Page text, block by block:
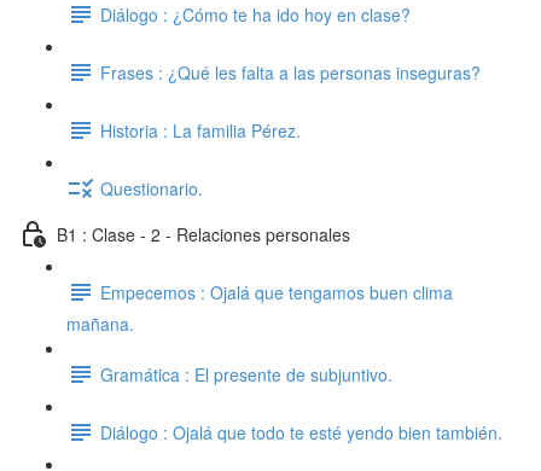
Diálogo : ¿Cómo te ha ido hoy en clase?
Frases : ¿Qué les falta a las personas inseguras?
Historia : La familia Pérez.
Questionario.
B1 : Clase - 2 - Relaciones personales
Empecemos : Ojalá que tengamos buen clima
mañana.
Gramática : El presente de subjuntivo.
Diálogo : Ojalá que todo te esté yendo bien también.